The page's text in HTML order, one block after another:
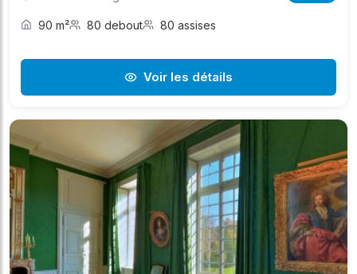
90 m² 80 debout 80 assises
Voir les détails